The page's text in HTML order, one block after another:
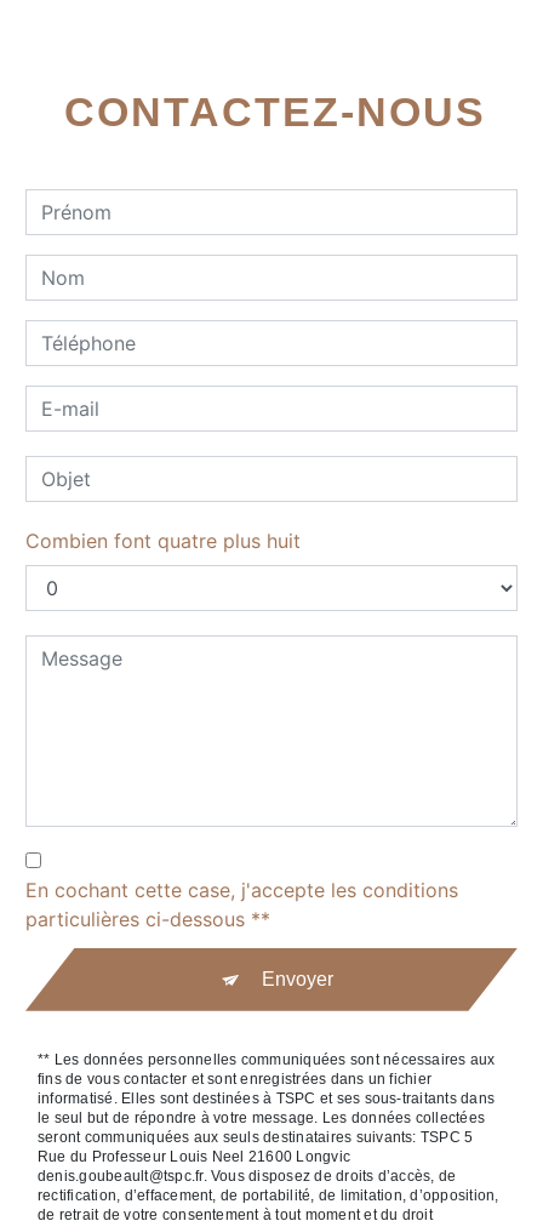
CONTACTEZ-NOUS
Combien font quatre plus huit
En cochant cette case, j'accepte les conditions
particulières ci-dessous **
Envoyer
** Les données personnelles communiquées sont nécessaires aux
fins de vous contacter et sont enregistrées dans un fichier
informatisé. Elles sont destinées à TSPC et ses sous-traitants dans
le seul but de répondre à votre message. Les données collectées
seront communiquées aux seuls destinataires suivants: TSPC 5
Rue du Professeur Louis Neel 21600 Longvic
denis.goubeault@tspc.fr. Vous disposez de droits d’accès, de
rectification, d’effacement, de portabilité, de limitation, d’opposition,
de retrait de votre consentement à tout moment et du droit